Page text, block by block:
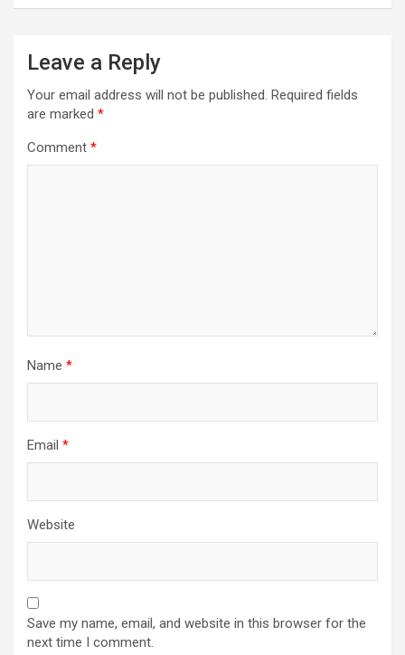
Leave a Reply
Your email address will not be published. Required fields
are marked *
Comment *
Name *
Email *
Website
Save my name, email, and website in this browser for the
next time I comment.